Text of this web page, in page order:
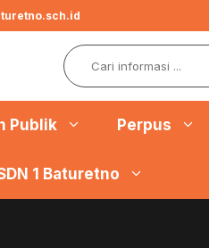
Search
Publik Perpus
1 Baturetno